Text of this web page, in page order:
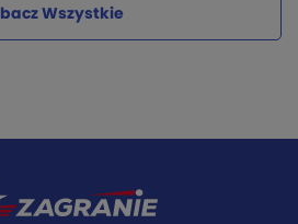
Wszystkie